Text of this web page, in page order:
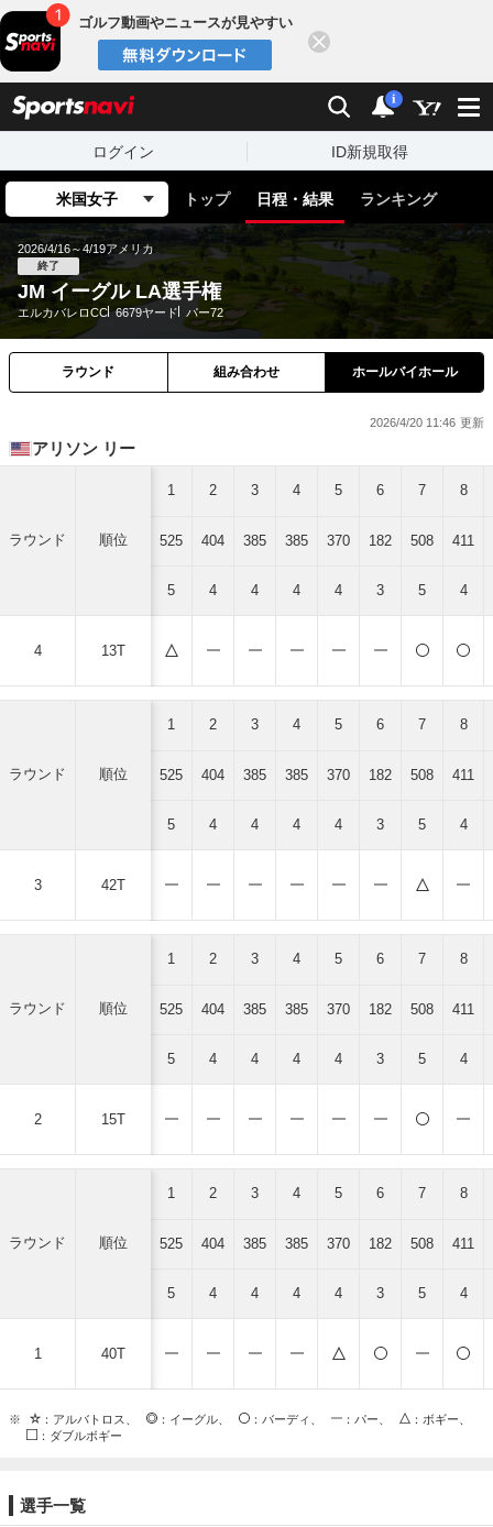
ゴルフ動画やニュースが見やすい
検索 通知
i
ログイン ID新規取得
米国女子 トップ 日程・結果 ランキング
2026/4/16～4/19アメリカ
終了
JM イーグル LA選手権
エルカバレロCC 6679ヤード パー72
ラウンド 組み合わせ ホールバイホール
2026/4/20 11:46
アリソン リー
ラウンド 順位
4 13T
1 2 3 4 5 6 7 8
525 404 385 385 370 182 508 411
5 4 4 4 4 3 5 4
ラウンド 順位
3 42T
1 2 3 4 5 6 7 8
525 404 385 385 370 182 508 411
5 4 4 4 4 3 5 4
ラウンド 順位
2 15T
1 2 3 4 5 6 7 8
525 404 385 385 370 182 508 411
5 4 4 4 4 3 5 4
ラウンド 順位
1 40T
1 2 3 4 5 6 7 8
525 404 385 385 370 182 508 411
5 4 4 4 4 3 5 4
※ ：アルバトロス、 ：イーグル、 ：バーディ、 ：パー、
：ボギー、
：ダブルボギー
選手一覧